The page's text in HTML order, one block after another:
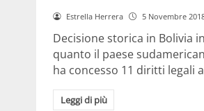
Estrella Herrera 5 Novembre
Decisione storica in Bolivia in
quanto il paese
ha concesso 11 diritti legali
Leggi di più